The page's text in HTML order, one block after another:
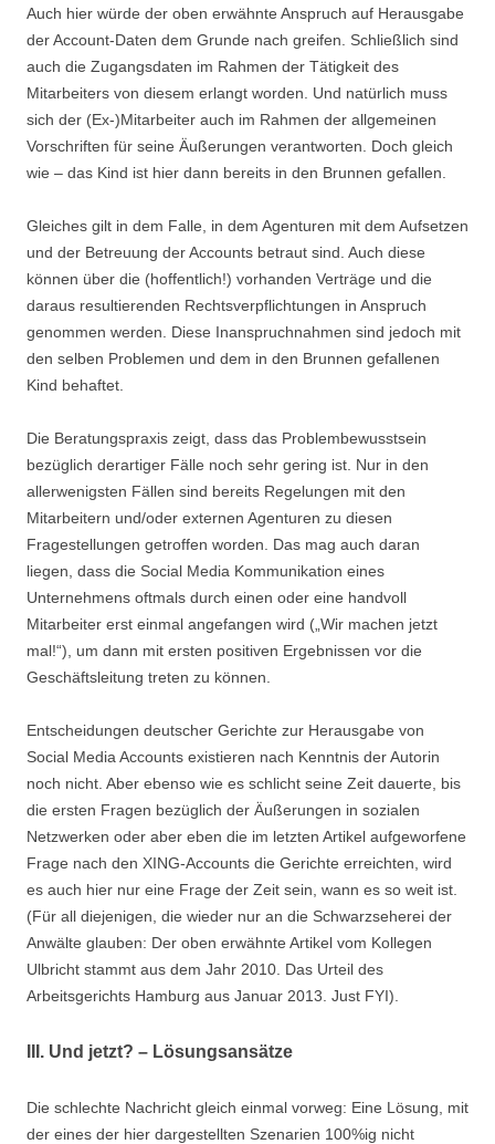
Auch hier würde der oben erwähnte Anspruch auf Herausgabe
der Account-Daten dem Grunde nach greifen. Schließlich sind
auch die Zugangsdaten im Rahmen der Tätigkeit des
Mitarbeiters von diesem erlangt worden. Und natürlich muss
sich der (Ex-)Mitarbeiter auch im Rahmen der allgemeinen
Vorschriften für seine Äußerungen verantworten. Doch gleich
wie – das Kind ist hier dann bereits in den Brunnen gefallen.
Gleiches gilt in dem Falle, in dem Agenturen mit dem Aufsetzen
und der Betreuung der Accounts betraut sind. Auch diese
können über die (hoffentlich!) vorhanden Verträge und die
daraus resultierenden Rechtsverpflichtungen in Anspruch
genommen werden. Diese Inanspruchnahmen sind jedoch mit
den selben Problemen und dem in den Brunnen gefallenen
Kind behaftet.
Die Beratungspraxis zeigt, dass das Problembewusstsein
bezüglich derartiger Fälle noch sehr gering ist. Nur in den
allerwenigsten Fällen sind bereits Regelungen mit den
Mitarbeitern und/oder externen Agenturen zu diesen
Fragestellungen getroffen worden. Das mag auch daran
liegen, dass die Social Media Kommunikation eines
Unternehmens oftmals durch einen oder eine handvoll
Mitarbeiter erst einmal angefangen wird („Wir machen jetzt
mal!“), um dann mit ersten positiven Ergebnissen vor die
Geschäftsleitung treten zu können.
Entscheidungen deutscher Gerichte zur Herausgabe von
Social Media Accounts existieren nach Kenntnis der Autorin
noch nicht. Aber ebenso wie es schlicht seine Zeit dauerte, bis
die ersten Fragen bezüglich der Äußerungen in sozialen
Netzwerken oder aber eben die im letzten Artikel aufgeworfene
Frage nach den XING-Accounts die Gerichte erreichten, wird
es auch hier nur eine Frage der Zeit sein, wann es so weit ist.
(Für all diejenigen, die wieder nur an die Schwarzseherei der
Anwälte glauben: Der oben erwähnte Artikel vom Kollegen
Ulbricht stammt aus dem Jahr 2010. Das Urteil des
Arbeitsgerichts Hamburg aus Januar 2013. Just FYI).
III. Und jetzt? – Lösungsansätze
Die schlechte Nachricht gleich einmal vorweg: Eine Lösung, mit
der eines der hier dargestellten Szenarien 100%ig nicht